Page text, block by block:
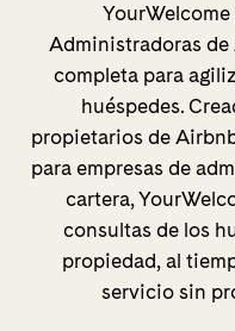
Administradoras
completa para
huéspedes.
propietarios de
para empresas de
cartera,
consultas de los
propiedad, al
servicio sin